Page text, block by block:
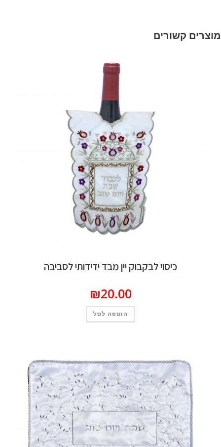
קשורים
כיסוי לבקבוק יין מבד ידידותי לסביבה
₪20.00
הוספה לסל